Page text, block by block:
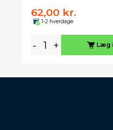
62,00 kr.
1-2 hverdage
- + Læg